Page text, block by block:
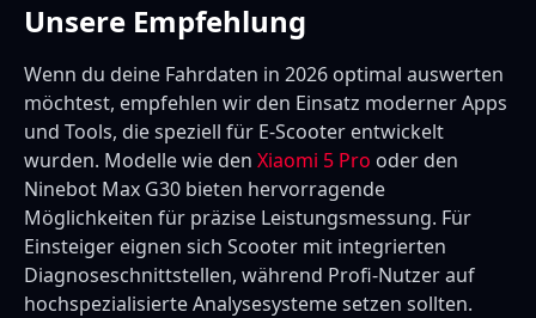
Unsere Empfehlung
Wenn du deine Fahrdaten in 2026 optimal auswerten
möchtest, empfehlen wir den Einsatz moderner Apps
und Tools, die speziell für E-Scooter entwickelt
wurden. Modelle wie den Xiaomi 5 Pro oder den
Ninebot Max G30 bieten hervorragende
Möglichkeiten für präzise Leistungsmessung. Für
Einsteiger eignen sich Scooter mit integrierten
Diagnoseschnittstellen, während Profi-Nutzer auf
hochspezialisierte Analysesysteme setzen sollten.